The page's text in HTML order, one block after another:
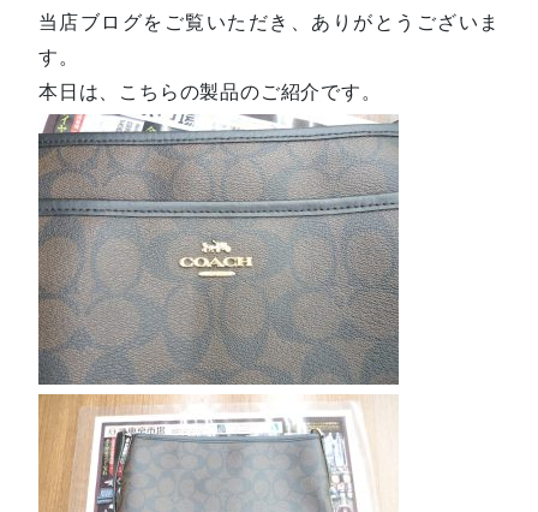
当店ブログをご覧いただき、ありがとうございま
す。
本日は、こちらの製品のご紹介です。